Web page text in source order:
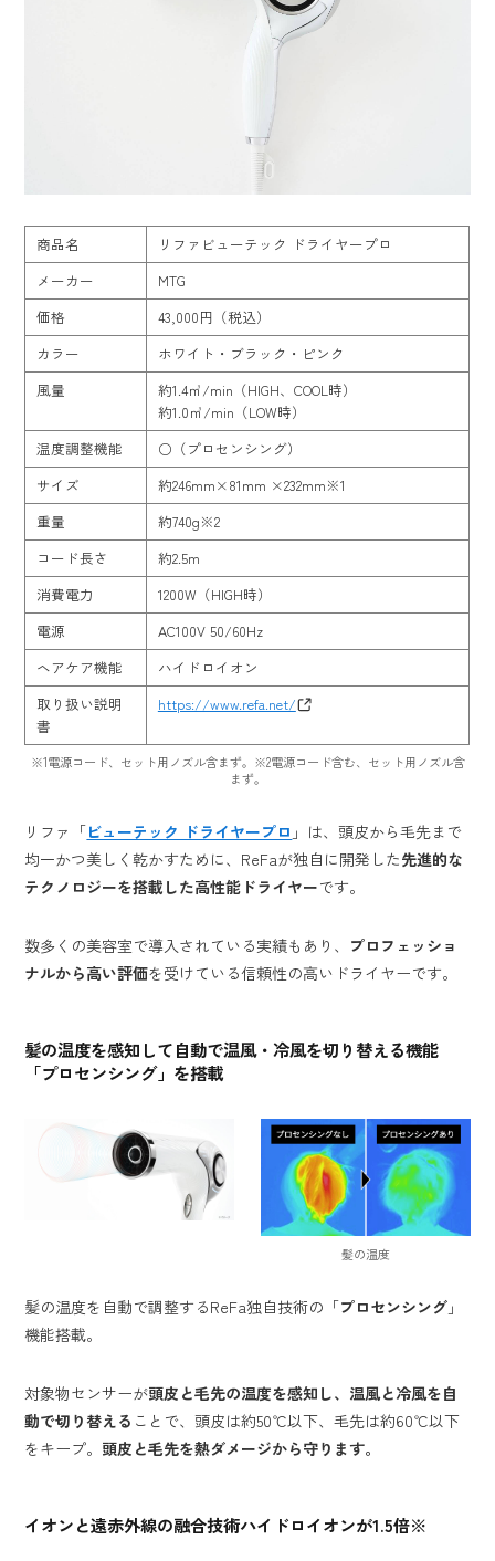
商品名
リファビューテック ドライヤープロ
メーカー
MTG
価格
43,000円（税込）
カラー
ホワイト・ブラック・ピンク
風量
約1.4㎥/min（HIGH、COOL時）
約1.0㎥/min（LOW時）
温度調整機能
○（プロセンシング）
サイズ
約246mm×81mm ×232mm※1
重量
約740g※2
コード長さ
約2.5m
消費電力
1200W（HIGH時）
電源
AC100V 50/60Hz
ヘアケア機能
ハイドロイオン
取り扱い説明
書
https://www.refa.net/
※1電源コード、セット用ノズル含まず。※2電源コード含む、セット用ノズル含
まず。
リファ「ビューテック ドライヤープロ 」は、頭皮から毛先まで
均一かつ美しく乾かすために、ReFaが独自に開発した先進的な
テクノロジーを搭載した高性能ドライヤーです。
数多くの美容室で導入されている実績もあり、 プロフェッショ
ナルから高い評価を受けている信頼性の高いドライヤーです。
髪の温度を感知して自動で温風・冷風を切り替える機能
「プロセンシング」を搭載
髪の温度
髪の温度を自動で調整するReFa独自技術の「プロセンシング 」
機能搭載。
対象物センサーが頭皮と毛先の温度を感知し、温風と冷風を自
動で切り替える ことで、頭皮は約50℃以下、毛先は約60℃以下
をキープ。 頭皮と毛先を熱ダメージから守ります。
イオンと遠赤外線の融合技術ハイドロイオンが1.5倍※